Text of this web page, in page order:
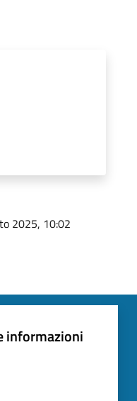
2025, 10:02
informazioni